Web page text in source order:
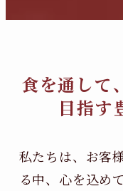
食を通して
目指す
私たちは、お客
る中、 心を込め